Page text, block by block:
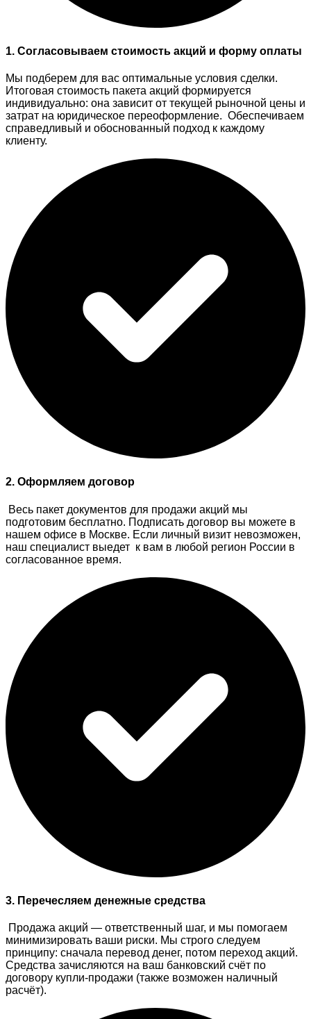
1. Согласовываем стоимость акций и форму оплаты
Мы подберем для вас оптимальные условия сделки.
Итоговая стоимость пакета акций формируется
индивидуально: она зависит от текущей рыночной цены и
затрат на юридическое переоформление. Обеспечиваем
справедливый и обоснованный подход к каждому
клиенту.
2. Оформляем договор
Весь пакет документов для продажи акций мы
подготовим бесплатно. Подписать договор вы можете в
нашем офисе в Москве. Если личный визит невозможен,
наш специалист выедет к вам в любой регион России в
согласованное время.
3. Перечесляем денежные средства
Продажа акций — ответственный шаг, и мы помогаем
минимизировать ваши риски. Мы строго следуем
принципу: сначала перевод денег, потом переход акций.
Средства зачисляются на ваш банковский счёт по
договору купли-продажи (также возможен наличный
расчёт).